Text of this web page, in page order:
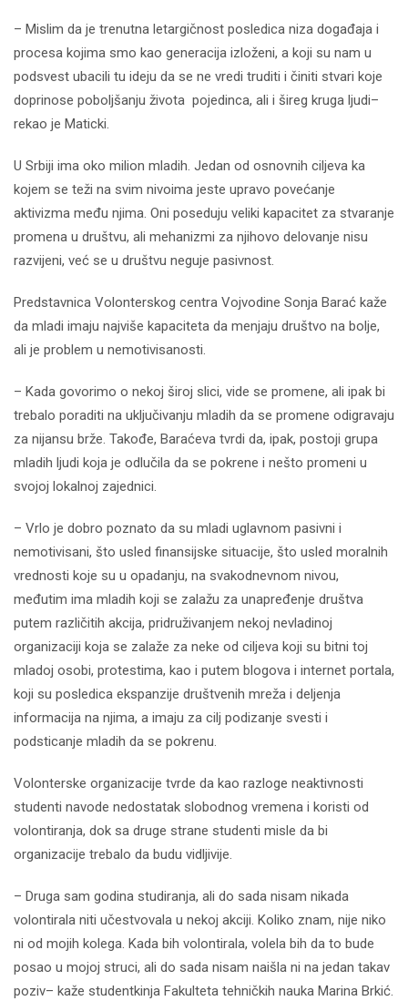
– Mislim da je trenutna letargičnost posledica niza događaja i
procesa kojima smo kao generacija izloženi, a koji su nam u
podsvest ubacili tu ideju da se ne vredi truditi i činiti stvari koje
doprinose poboljšanju života pojedinca, ali i šireg kruga ljudi–
rekao je Maticki.
U Srbiji ima oko milion mladih. Jedan od osnovnih ciljeva ka
kojem se teži na svim nivoima jeste upravo povećanje
aktivizma među njima. Oni poseduju veliki kapacitet za stvaranje
promena u društvu, ali mehanizmi za njihovo delovanje nisu
razvijeni, već se u društvu neguje pasivnost.
Predstavnica Volonterskog centra Vojvodine Sonja Barać kaže
da mladi imaju najviše kapaciteta da menjaju društvo na bolje,
ali je problem u nemotivisanosti.
– Kada govorimo o nekoj široj slici, vide se promene, ali ipak bi
trebalo poraditi na uključivanju mladih da se promene odigravaju
za nijansu brže. Takođe, Baraćeva tvrdi da, ipak, postoji grupa
mladih ljudi koja je odlučila da se pokrene i nešto promeni u
svojoj lokalnoj zajednici.
– Vrlo je dobro poznato da su mladi uglavnom pasivni i
nemotivisani, što usled finansijske situacije, što usled moralnih
vrednosti koje su u opadanju, na svakodnevnom nivou,
međutim ima mladih koji se zalažu za unapređenje društva
putem različitih akcija, pridruživanjem nekoj nevladinoj
organizaciji koja se zalaže za neke od ciljeva koji su bitni toj
mladoj osobi, protestima, kao i putem blogova i internet portala,
koji su posledica ekspanzije društvenih mreža i deljenja
informacija na njima, a imaju za cilj podizanje svesti i
podsticanje mladih da se pokrenu.
Volonterske organizacije tvrde da kao razloge neaktivnosti
studenti navode nedostatak slobodnog vremena i koristi od
volontiranja, dok sa druge strane studenti misle da bi
organizacije trebalo da budu vidljivije.
– Druga sam godina studiranja, ali do sada nisam nikada
volontirala niti učestvovala u nekoj akciji. Koliko znam, nije niko
ni od mojih kolega. Kada bih volontirala, volela bih da to bude
posao u mojoj struci, ali do sada nisam naišla ni na jedan takav
poziv– kaže studentkinja Fakulteta tehničkih nauka Marina Brkić.